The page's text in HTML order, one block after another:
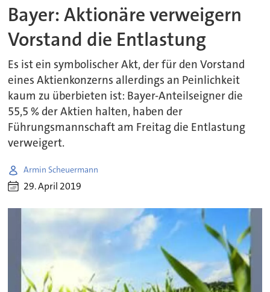
Bayer: Aktionäre verweigern
Vorstand die Entlastung
Es ist ein symbolischer Akt, der für den Vorstand
eines Aktienkonzerns allerdings an Peinlichkeit
kaum zu überbieten ist: Bayer-Anteilseigner die
55,5 % der Aktien halten, haben der
Führungsmannschaft am Freitag die Entlastung
verweigert.
Armin Scheuermann
29. April 2019